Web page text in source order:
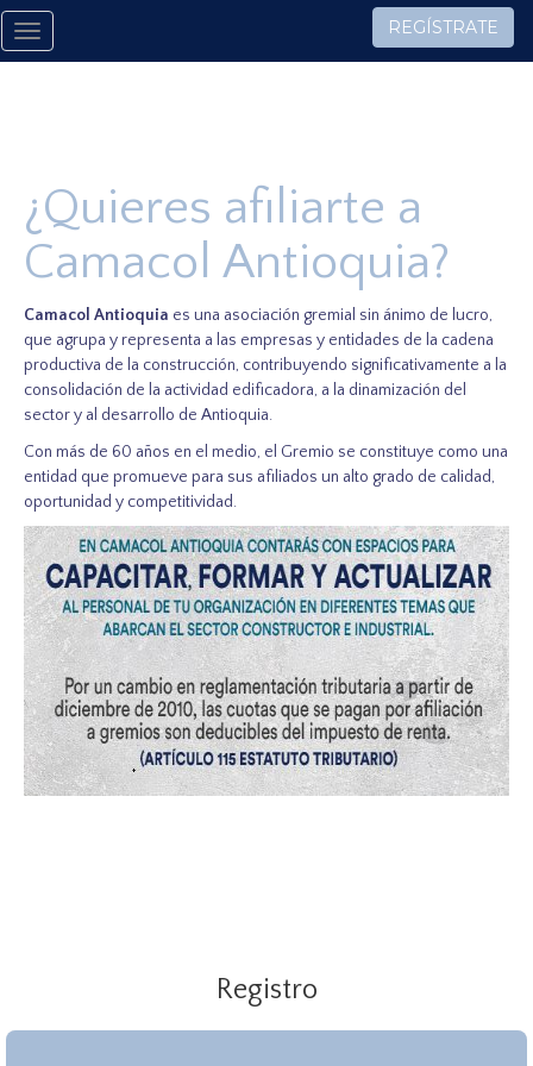
Toggle
navigation
REGÍSTRATE
¿Quieres afiliarte a
Camacol Antioquia?
Camacol Antioquia es una asociación gremial sin ánimo de lucro,
que agrupa y representa a las empresas y entidades de la cadena
productiva de la construcción, contribuyendo significativamente a la
consolidación de la actividad edificadora, a la dinamización del
sector y al desarrollo de Antioquia.
Con más de 60 años en el medio, el Gremio se constituye como una
entidad que promueve para sus afiliados un alto grado de calidad,
oportunidad y competitividad.
Registro